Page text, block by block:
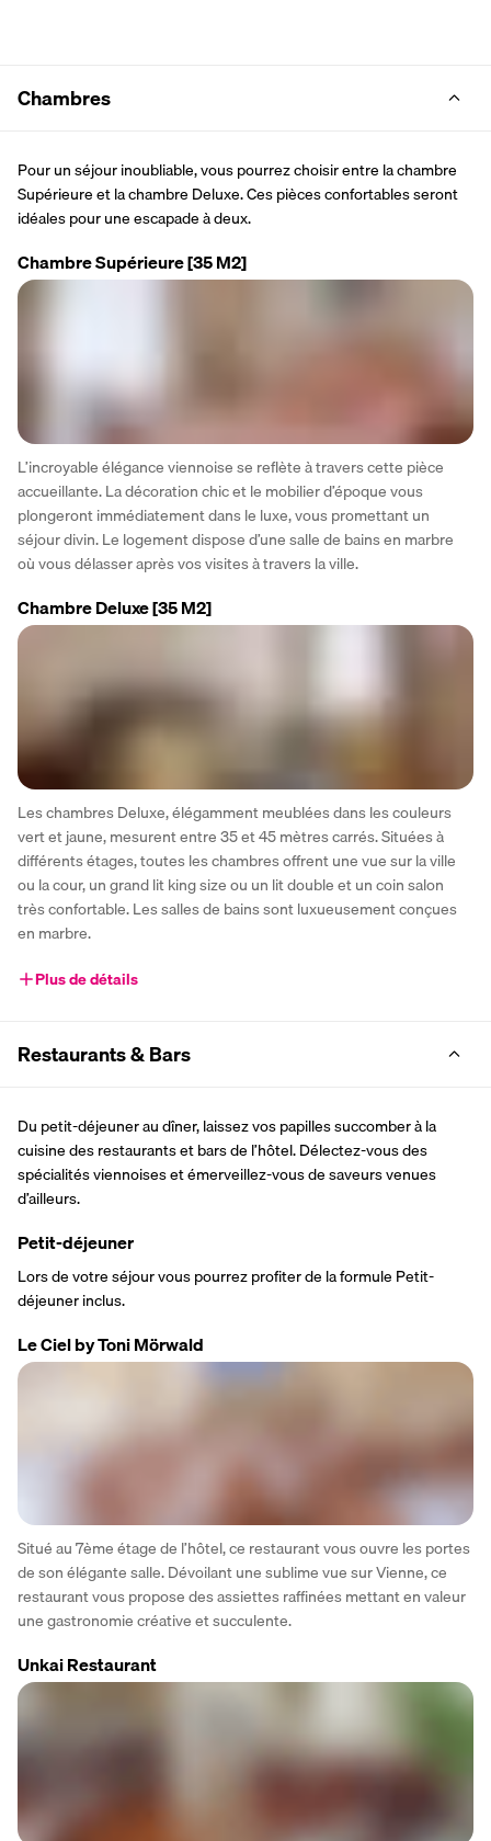
Chambres
Pour un séjour inoubliable, vous pourrez choisir entre la chambre
Supérieure et la chambre Deluxe. Ces pièces confortables seront
idéales pour une escapade à deux.
Chambre Supérieure[35 M2]
L’incroyable élégance viennoise se reflète à travers cette pièce
accueillante. La décoration chic et le mobilier d’époque vous
plongeront immédiatement dans le luxe, vous promettant un
séjour divin. Le logement dispose d’une salle de bains en marbre
où vous délasser après vos visites à travers la ville.
Chambre Deluxe[35 M2]
Les chambres Deluxe, élégamment meublées dans les couleurs
vert et jaune, mesurent entre 35 et 45 mètres carrés. Situées à
différents étages, toutes les chambres offrent une vue sur la ville
ou la cour, un grand lit king size ou un lit double et un coin salon
très confortable. Les salles de bains sont luxueusement conçues
en marbre.
Plus de détails
Restaurants & Bars
Du petit-déjeuner au dîner, laissez vos papilles succomber à la
cuisine des restaurants et bars de l’hôtel. Délectez-vous des
spécialités viennoises et émerveillez-vous de saveurs venues
d’ailleurs.
Petit-déjeuner
Lors de votre séjour vous pourrez profiter de la formule Petit-
déjeuner inclus.
Le Ciel by Toni Mörwald
Situé au 7ème étage de l’hôtel, ce restaurant vous ouvre les portes
de son élégante salle. Dévoilant une sublime vue sur Vienne, ce
restaurant vous propose des assiettes raffinées mettant en valeur
une gastronomie créative et succulente.
Unkai Restaurant